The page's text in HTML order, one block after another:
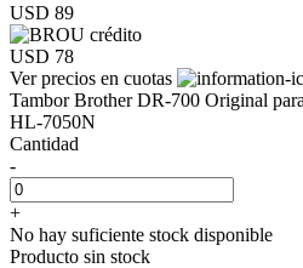
USD 89
USD 78
Ver precios en cuotas
Tambor Brother DR-700 Original
HL-7050N
Cantidad
-
+
No hay suficiente stock disponible
Producto sin stock